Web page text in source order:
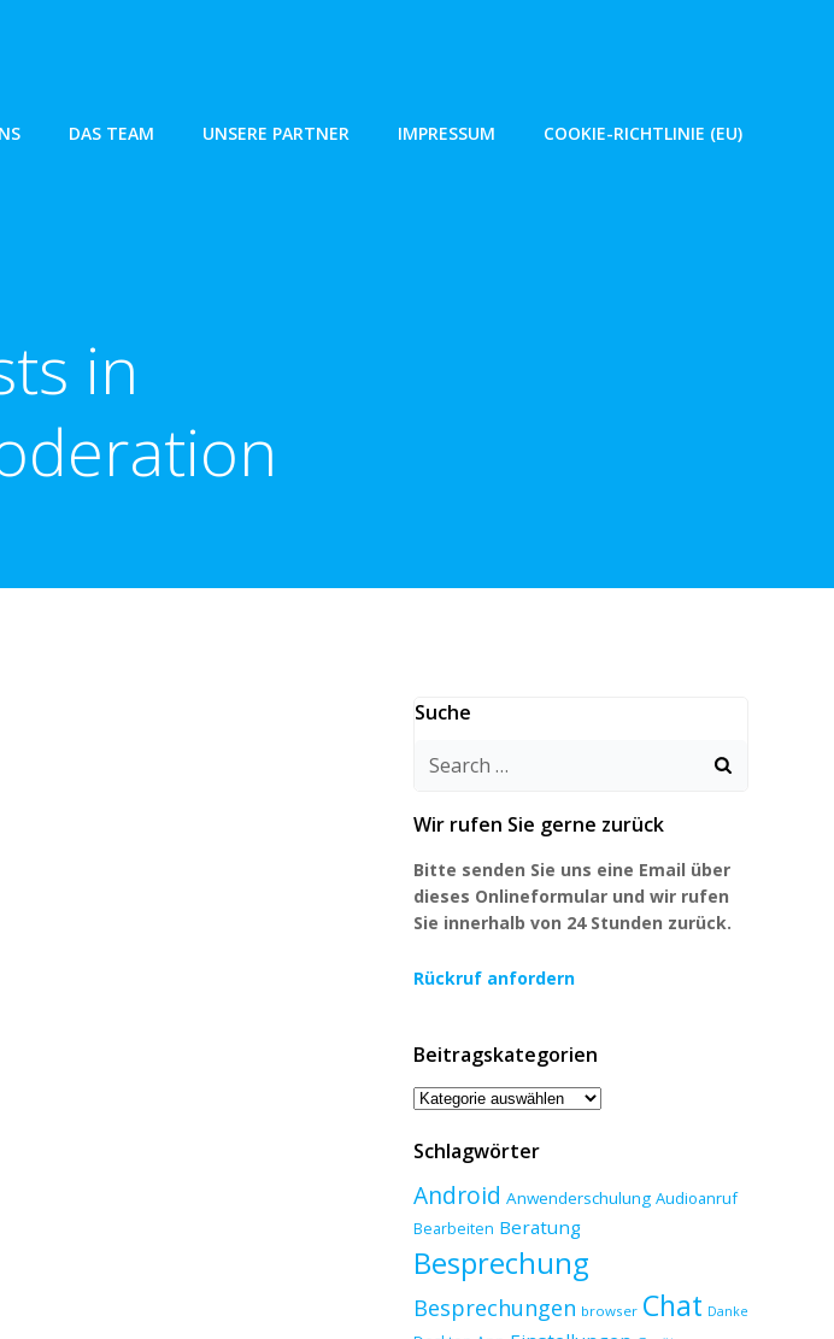
DAS TEAM UNSERE PARTNER IMPRESSUM COOKIE-RICHTLINIE (EU)
in
Suche
Search
Wir rufen Sie gerne zurück
Bitte senden Sie uns eine Email über
dieses Onlineformular und wir rufen
Sie innerhalb von 24 Stunden zurück.
Rückruf anfordern
Beitragskategorien
Beitragskategorien
Schlagwörter
Android Anwenderschulung Audioanruf
Bearbeiten Beratung
Besprechung
Besprechungen browser Chat Danke